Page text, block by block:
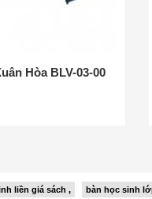
Hòa BLV-03-00
liền giá sách , bàn học sinh